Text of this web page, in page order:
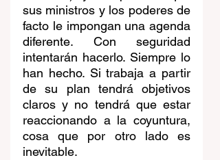
sus ministros y los poderes de
facto le impongan una agenda
diferente. Con seguridad
intentarán hacerlo. Siempre lo
han hecho. Si trabaja a partir
de su plan tendrá objetivos
claros y no tendrá que estar
reaccionando a la coyuntura,
cosa que por otro lado es
inevitable.